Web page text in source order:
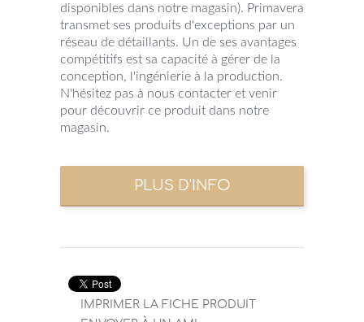
disponibles dans notre magasin). Primavera
transmet ses produits d'exceptions par un
réseau de détaillants. Un de ses avantages
compétitifs est sa capacité à gérer de la
conception, l'ingénierie à la production.
N'hésitez pas à nous contacter et venir
pour découvrir ce produit dans notre
magasin.
IMPRIMER LA FICHE PRODUIT